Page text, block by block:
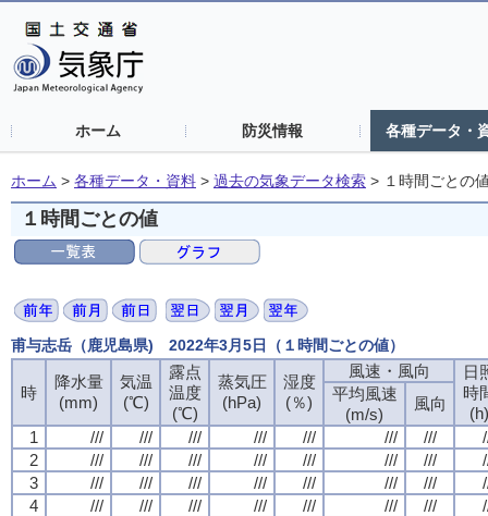
ホーム 防災情報 各種データ・
ホーム > 各種データ・資料 > 過去の気象データ検索 > １時間ごとの
１時間ごとの値
甫与志岳（鹿児島県) 2022年3月5日（１時間ごとの値）
時
降水量
(mm)
気温
(℃)
露点
温度
(℃)
蒸気圧
(hPa)
湿度
(％)
風速・風向
日
時
(h)
平均風速
(m/s)
風向
1
/// /// /// /// /// /// ///
2
/// /// /// /// /// /// ///
3
/// /// /// /// /// /// ///
4
/// /// /// /// /// /// ///
時
降水量
(mm)
気温
(℃)
露点
温度
(℃)
蒸気圧
(hPa)
湿度
(％)
風速・風向
日
時
(h)
平均風速
(m/s)
風向
1
/// /// /// /// /// /// ///
2
/// /// /// /// /// /// ///
3
/// /// /// /// /// /// ///
4
/// /// /// /// /// /// ///
時
降水量
(mm)
気温
(℃)
露点
温度
(℃)
蒸気圧
(hPa)
湿度
(％)
風速・風向
日
時
(h)
平均風速
(m/s)
風向
1
/// /// /// /// /// /// ///
2
/// /// /// /// /// /// ///
3
/// /// /// /// /// /// ///
4
/// /// /// /// /// /// ///
時
降水量
(mm)
気温
(℃)
露点
温度
(℃)
蒸気圧
(hPa)
湿度
(％)
風速・風向
日
時
(h)
平均風速
(m/s)
風向
1
/// /// /// /// /// /// ///
2
/// /// /// /// /// /// ///
3
/// /// /// /// /// /// ///
4
/// /// /// /// /// /// ///